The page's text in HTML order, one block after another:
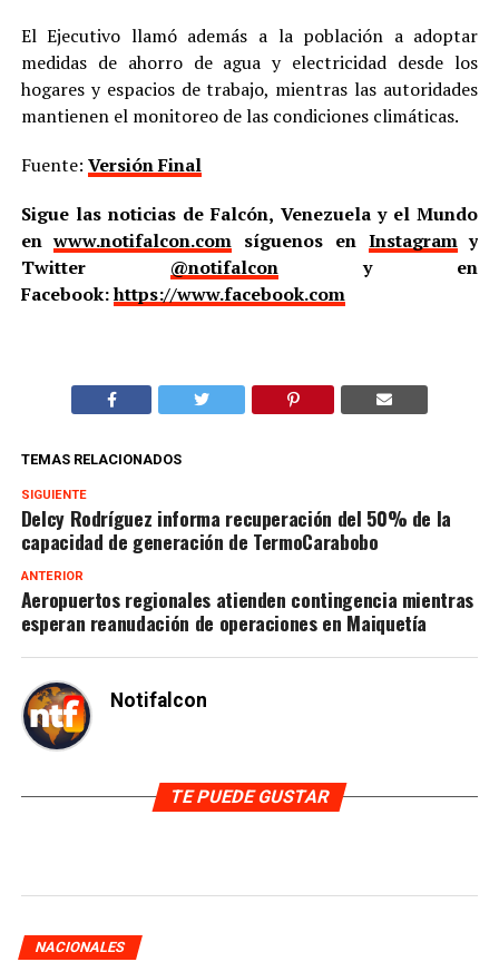
El Ejecutivo llamó además a la población a adoptar
medidas de ahorro de agua y electricidad desde los
hogares y espacios de trabajo, mientras las autoridades
mantienen el monitoreo de las condiciones climáticas.
Fuente: Versión Final
Sigue las noticias de Falcón, Venezuela y el Mundo
enwww.notifalcon.com síguenos en Instagramy
Twitter @notifalcony en
Facebook:https://www.facebook.com
TEMAS RELACIONADOS
SIGUIENTE
Delcy Rodríguez informa recuperación del 50% de la
capacidad de generación de TermoCarabobo
ANTERIOR
Aeropuertos regionales atienden contingencia mientras
esperan reanudación de operaciones en Maiquetía
Notifalcon
TE PUEDE GUSTAR
NACIONALES